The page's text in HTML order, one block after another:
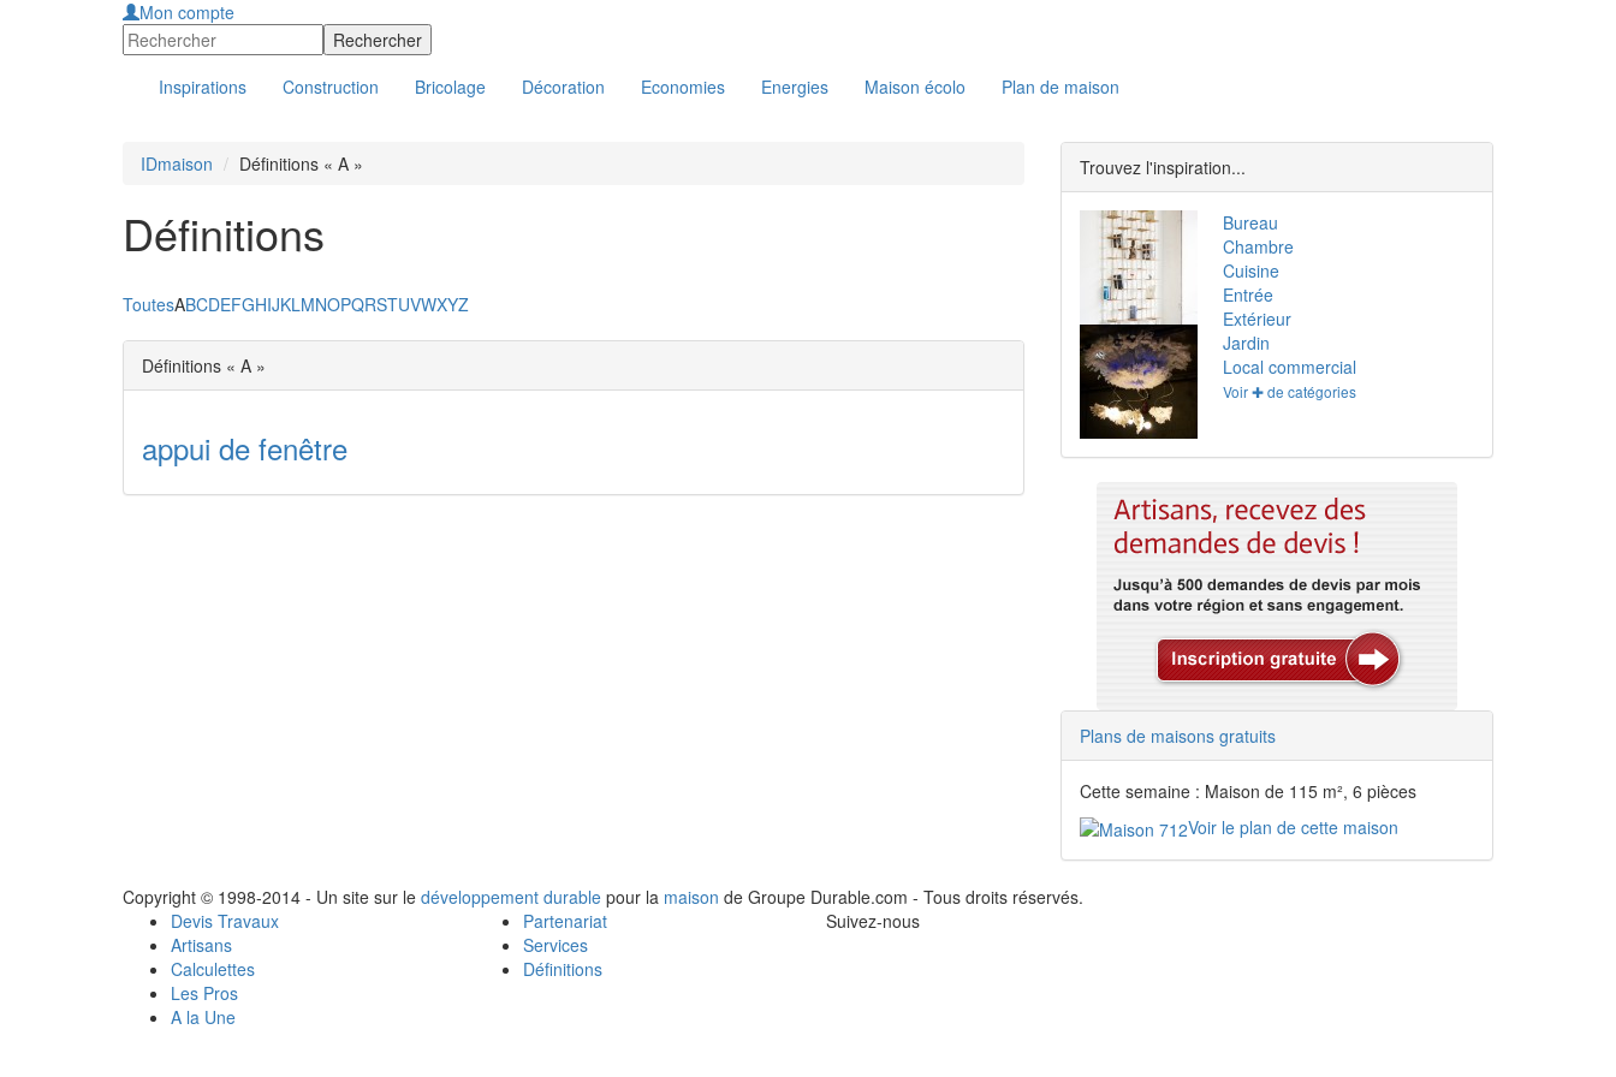
Mon compte
Inspirations Construction Bricolage Décoration Economies Energies Maison écolo Plan de maison
IDmaison Définitions « A »
Définitions
ToutesABCDEFGHIJKLMNOPQRSTUVWXYZ
Définitions « A »
appui de fenêtre
Trouvez l'inspiration...
Bureau
Chambre
Cuisine
Entrée
Extérieur
Jardin
Local commercial
Voir ✚ de catégories
Plans de maisons gratuits
Cette semaine : Maison de 115 m², 6 pièces
Voir le plan de cette maison
Copyright © 1998-2014 - Un site sur le développement durable pour la maison de Groupe Durable.com - Tous droits réservés.
Devis Travaux
Artisans
Calculettes
Les Pros
A la Une
Partenariat
Services
Définitions
Suivez-nous